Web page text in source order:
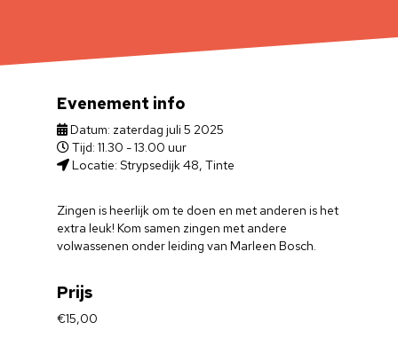
Zingen is heerlijk om te doen en met anderen is het
extra leuk! Kom samen zingen met andere
volwassenen onder leiding van Marleen Bosch.
Prijs
€15,00
Evenement info
Datum: zaterdag juli 5 2025
Tijd: 11.30 - 13.00 uur
Locatie: Strypsedijk 48, Tinte